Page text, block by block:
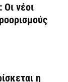
Οι νέοι
η